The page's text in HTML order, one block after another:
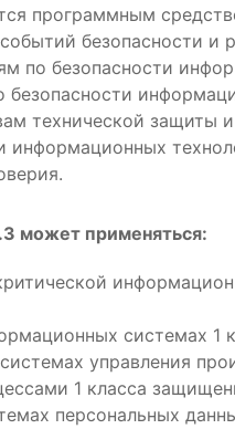
программным
безопасности и
по безопасности
безопасности
технической защиты
информационных
может применяться:
системах 1
управления
1 класса
персональных